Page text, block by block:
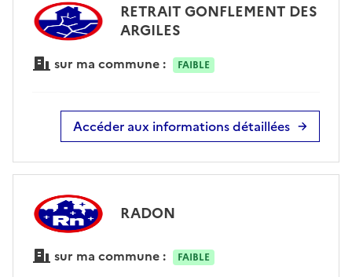
RETRAIT GONFLEMENT DES
ARGILES
sur ma commune : FAIBLE
Accéder aux informations détaillées
RADON
sur ma commune : FAIBLE